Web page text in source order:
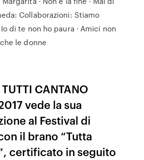
Collaborazioni: Stiamo
di te non ho paura · Amici non
le donne
CANTANO
vede la sua
al Festival di
il brano “Tutta
certificato in seguito